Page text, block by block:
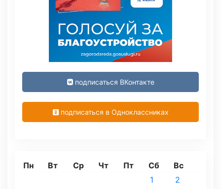
подписаться ВКонтакте
подписаться в Одноклассниках
Пн Вт Ср Чт Пт Сб Вс
1
2